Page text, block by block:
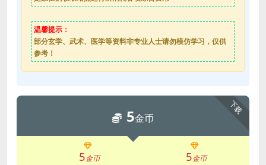
温馨提示：
部分玄学、武术、医学等资料非专业人士请勿模仿学习，仅供
参考！
下载
5金币
5金币 5金币